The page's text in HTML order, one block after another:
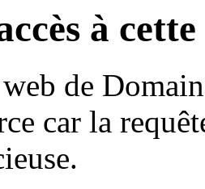
à
de
car la